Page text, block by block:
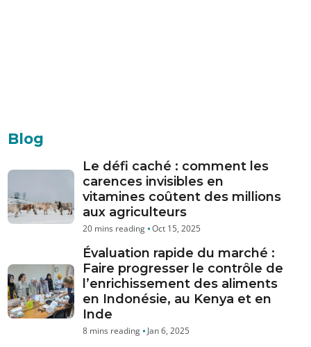
Blog
Le défi caché : comment les
carences invisibles en
vitamines coûtent des millions
aux agriculteurs
Oct 15, 2025
Évaluation rapide du marché :
Faire progresser le contrôle de
l’enrichissement des aliments
en Indonésie, au Kenya et en
Inde
Jan 6, 2025